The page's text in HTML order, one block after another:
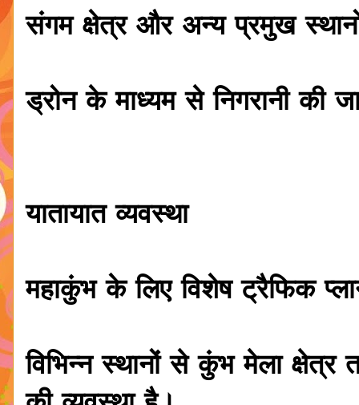
संगम क्षेत्र और अन्य प्रमुख
ड्रोन के माध्यम से निगरानी की
यातायात व्यवस्था
महाकुंभ के लिए विशेष ट्रैफिक
विभिन्न स्थानों से कुंभ मेला